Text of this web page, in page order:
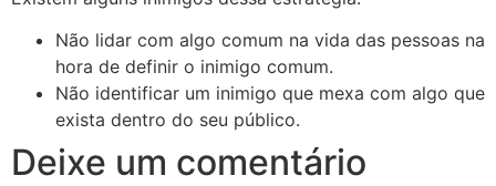
Não lidar com algo comum na vida das pessoas na
hora de definir o inimigo comum.
Não identificar um inimigo que mexa com algo que
exista dentro do seu público.
Deixe um comentário